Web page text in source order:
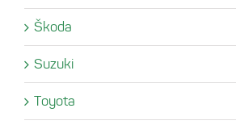
Škoda
Suzuki
Toyota